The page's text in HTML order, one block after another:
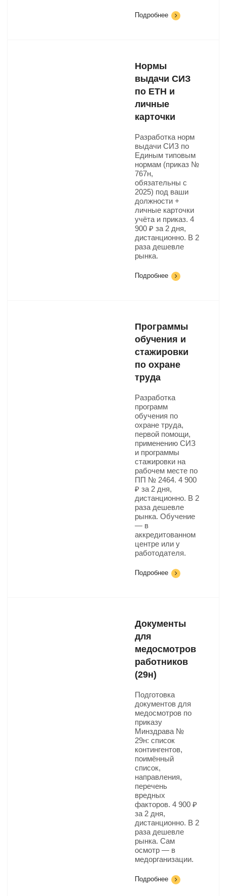
Подробнее
Нормы
выдачи СИЗ
по ЕТН и
личные
карточки
Разработка норм
выдачи СИЗ по
Единым типовым
нормам (приказ №
767н,
обязательны с
2025) под ваши
должности +
личные карточки
учёта и приказ. 4
900 ₽ за 2 дня,
дистанционно. В 2
раза дешевле
рынка.
Подробнее
Программы
обучения и
стажировки
по охране
труда
Разработка
программ
обучения по
охране труда,
первой помощи,
применению СИЗ
и программы
стажировки на
рабочем месте по
ПП № 2464. 4 900
₽ за 2 дня,
дистанционно. В 2
раза дешевле
рынка. Обучение
— в
аккредитованном
центре или у
работодателя.
Подробнее
Документы
для
медосмотров
работников
(29н)
Подготовка
документов для
медосмотров по
приказу
Минздрава №
29н: список
контингентов,
поимённый
список,
направления,
перечень
вредных
факторов. 4 900 ₽
за 2 дня,
дистанционно. В 2
раза дешевле
рынка. Сам
осмотр — в
медорганизации.
Подробнее